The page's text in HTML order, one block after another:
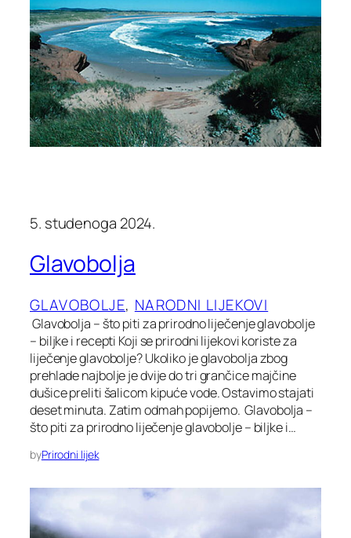
5. studenoga 2024.
Glavobolja
GLAVOBOLJE, NARODNI LIJEKOVI
Glavobolja – što piti za prirodno liječenje glavobolje
– biljke i recepti Koji se prirodni lijekovi koriste za
liječenje glavobolje? Ukoliko je glavobolja zbog
prehlade najbolje je dvije do tri grančice majčine
dušice preliti šalicom kipuće vode. Ostavimo stajati
deset minuta. Zatim odmah popijemo. Glavobolja –
što piti za prirodno liječenje glavobolje – biljke i…
byPrirodni lijek